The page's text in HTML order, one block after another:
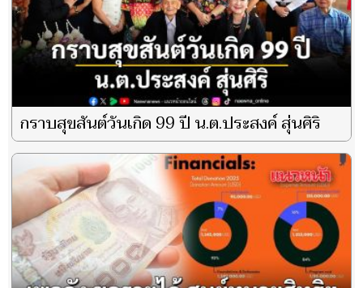
กราบสุขสันต์วันเกิด 99 ปี น.ต.ประสงค์ สุ่นศิริ